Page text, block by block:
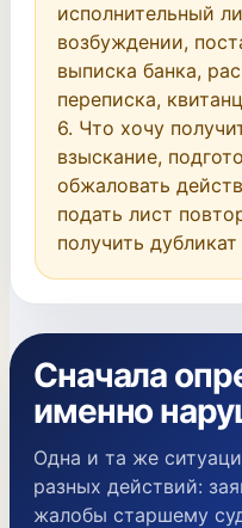
исполнительный
возбуждении,
выписка банка,
переписка,
6. Что хочу
взыскание,
обжаловать
подать лист
получить
Сначала
именно
Одна и та же
разных действий:
жалобы старшему